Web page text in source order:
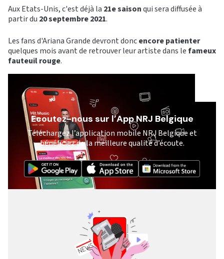
Aux Etats-Unis, c'est déjà la 21e saisonqui sera diffusée à
partir du 20 septembre 2021.
Les fans d'Ariana Grande devront doncencore patienter
quelques mois avant de retrouver leur artiste dans lefameux
fauteuil rouge.
Ecoutez-nous sur l’App NRJ Belgique
Téléchargez l’application mobile NRJ Belgique et
bénéficiez de la meilleure qualité d’écoute.